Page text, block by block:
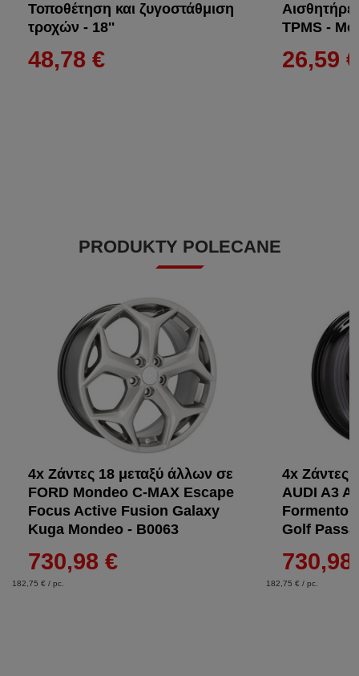
Τοποθέτηση και ζυγοστάθμιση
τροχών - 18''
48,78 €
TPMS -
26,59 €
PRODUKTY POLECANE
4x Ζάντες 18 μεταξύ άλλων σε
FORD Mondeo C-MAX Escape
Focus Active Fusion Galaxy
Kuga Mondeo - B0063
730,98 €
182,75 € / pc.
4x Ζάντες
AUDI A3
Formentor
Golf
730,98
182,75 € / pc.